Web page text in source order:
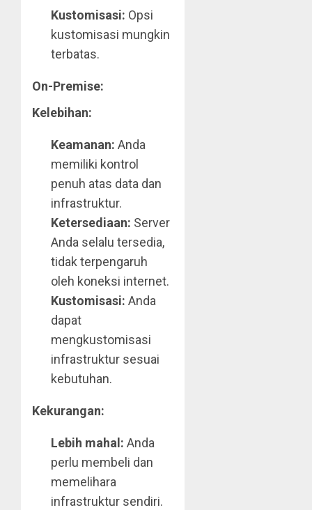
Kustomisasi: Opsi
kustomisasi mungkin
terbatas.
On-Premise:
Kelebihan:
Keamanan: Anda
memiliki kontrol
penuh atas data dan
infrastruktur.
Ketersediaan: Server
Anda selalu tersedia,
tidak terpengaruh
oleh koneksi internet.
Kustomisasi: Anda
dapat
mengkustomisasi
infrastruktur sesuai
kebutuhan.
Kekurangan:
Lebih mahal: Anda
perlu membeli dan
memelihara
infrastruktur sendiri.